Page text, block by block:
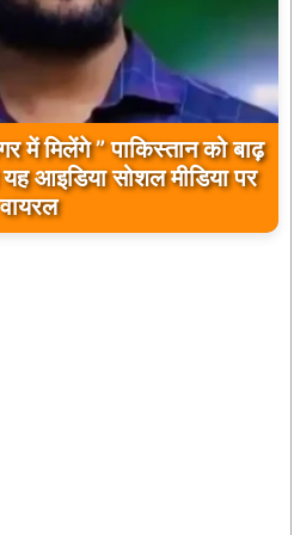
में मिलेंगे ” पाकिस्तान को बाढ़
आइडिया सोशल मीडिया पर
वायरल